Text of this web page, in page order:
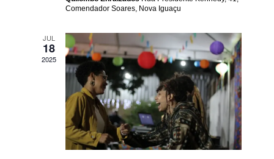
Comendador Soares, Nova Iguaçu
JUL
18
2025